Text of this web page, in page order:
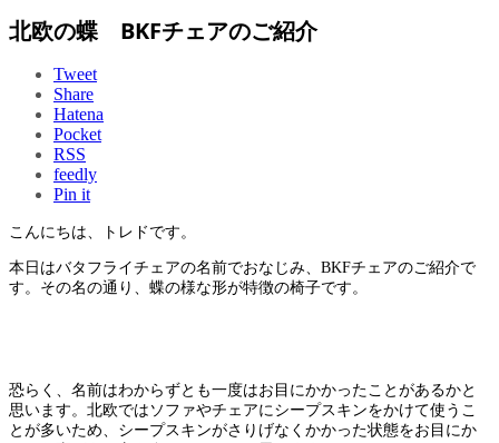
北欧の蝶 BKFチェアのご紹介
Tweet
Share
Hatena
Pocket
RSS
feedly
Pin it
こんにちは、トレドです。
本日はバタフライチェアの名前でおなじみ、BKFチェアのご紹介で
す。その名の通り、蝶の様な形が特徴の椅子です。
恐らく、名前はわからずとも一度はお目にかかったことがあるかと
思います。北欧ではソファやチェアにシープスキンをかけて使うこ
とが多いため、シープスキンがさりげなくかかった状態をお目にか